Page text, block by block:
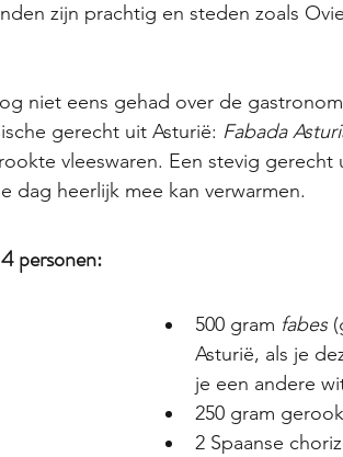
zijn prachtig en steden zoals
niet eens gehad over de
gerecht uit Asturië: Fabada
vleeswaren. Een stevig gerecht
dag heerlijk mee kan verwarmen.
personen:
500 gram fabes
Asturië, als je
je een andere
250 gram
2 Spaanse